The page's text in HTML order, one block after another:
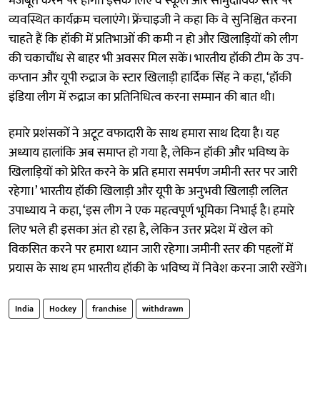
व्यवस्थित कार्यक्रम चलाएंगे। फ्रेंचाइजी ने कहा कि वे सुनिश्चित करना
चाहते हैं कि हॉकी में प्रतिभाओं की कमी न हो और खिलाड़ियों को लीग
की चकाचौंध से बाहर भी अवसर मिल सकें। भारतीय हॉकी टीम के उप-
कप्तान और यूपी रुद्राज के स्टार खिलाड़ी हार्दिक सिंह ने कहा, ‘हॉकी
इंडिया लीग में रुद्राज का प्रतिनिधित्व करना सम्मान की बात थी।
हमारे प्रशंसकों ने अटूट वफादारी के साथ हमारा साथ दिया है। यह
अध्याय हालांकि अब समाप्त हो गया है, लेकिन हॉकी और भविष्य के
खिलाड़ियों को प्रेरित करने के प्रति हमारा समर्पण जमीनी स्तर पर जारी
रहेगा।’ भारतीय हॉकी खिलाड़ी और यूपी के अनुभवी खिलाड़ी ललित
उपाध्याय ने कहा, ‘इस लीग ने एक महत्वपूर्ण भूमिका निभाई है। हमारे
लिए भले ही इसका अंत हो रहा है, लेकिन उत्तर प्रदेश में खेल को
विकसित करने पर हमारा ध्यान जारी रहेगा। जमीनी स्तर की पहलों में
प्रयास के साथ हम भारतीय हॉकी के भविष्य में निवेश करना जारी रखेंगे।
India Hockey franchise withdrawn